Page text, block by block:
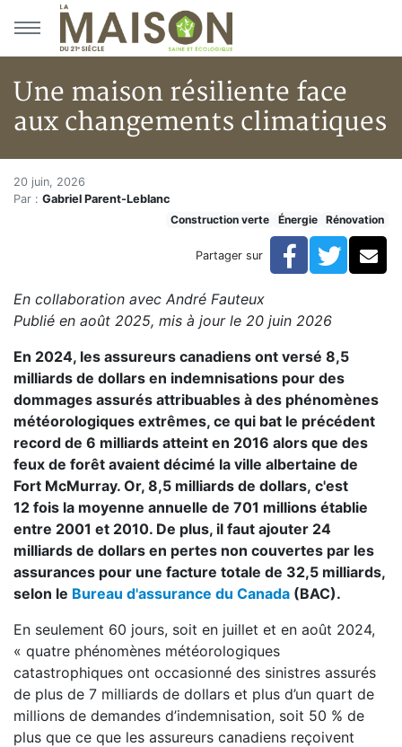
Aller au menu principal
Aller au contenu principal
Une maison résiliente face
aux changements climatiques
Accueil
Articles
Une maison résiliente face aux changements
Une maison résiliente face
20 juin, 2026
Par : Gabriel Parent-Leblanc
Construction verte
Énergie Rénovation
Partager sur Facebook
En collaboration avec André Fauteux
Publié en août 2025, mis à jour le 20 juin 2026
En 2024, les assureurs canadiens ont versé 8,5
milliards de dollars en indemnisations pour des
dommages assurés attribuables à des phénomènes
météorologiques extrêmes, ce qui bat le précédent
record de 6 milliards atteint en 2016 alors que des
feux de forêt avaient décimé la ville albertaine de
Fort McMurray. Or, 8,5 milliards de dollars, c'est
12 fois la moyenne annuelle de 701 millions établie
entre 2001 et 2010. De plus, il faut ajouter 24
milliards de dollars en pertes non couvertes par les
assurances pour une facture totale de 32,5 milliards,
selon le Bureau d'assurance du Canada (BAC).
En seulement 60 jours, soit en juillet et en août 2024,
« quatre phénomènes météorologiques
catastrophiques ont occasionné des sinistres assurés
de plus de 7 milliards de dollars et plus d’un quart de
millions de demandes d’indemnisation, soit 50 % de
plus que ce que les assureurs canadiens reçoivent